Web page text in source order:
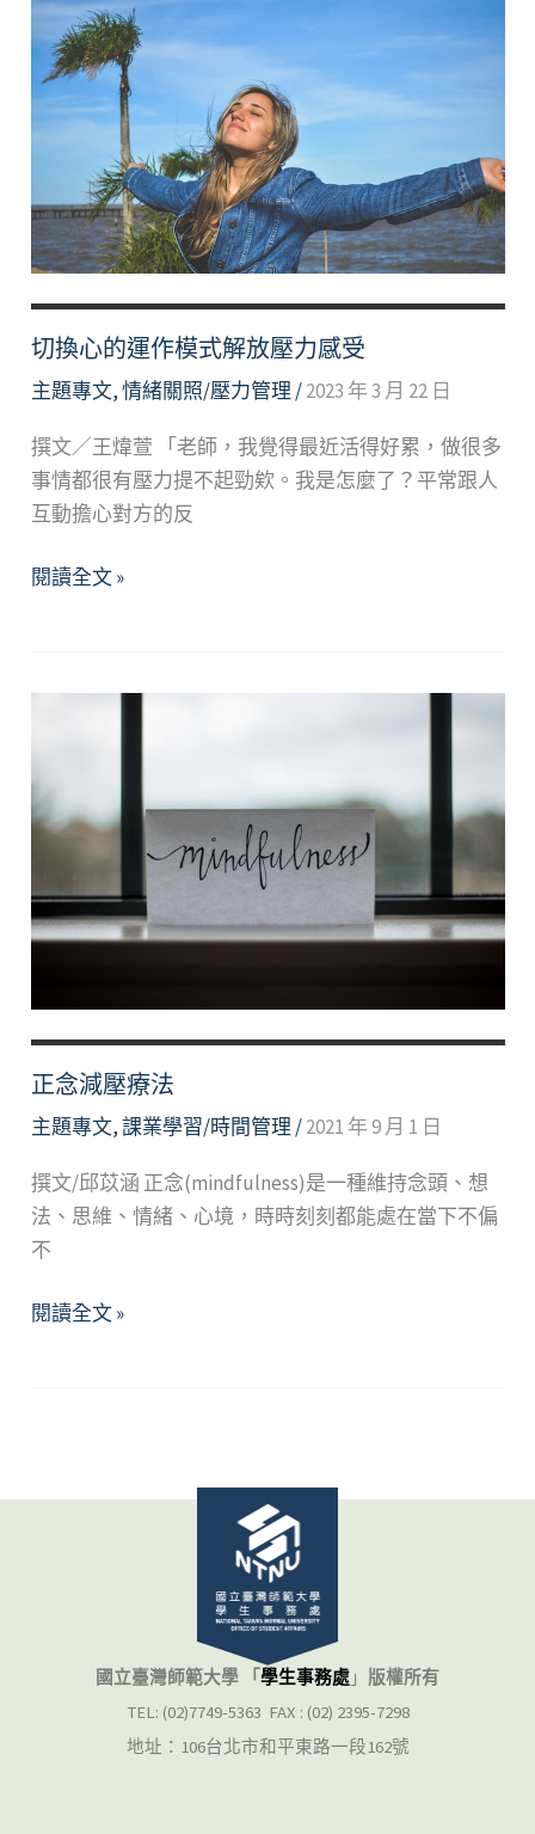
選
好
文
切換心的運作模式解放壓力感受
主題專文,情緒關照/壓力管理/2023 年 3 月 22 日
撰文／王煒萱 「老師，我覺得最近活得好累，做很多
事情都很有壓力提不起勁欸。我是怎麼了？平常跟人
互動擔心對方的反
切
式
壓
力
受
閱讀全文 »
正念減壓療法
主題專文,課業學習/時間管理 /2021 年 9 月 1 日
撰文/邱苡涵 正念(mindfulness)是一種維持念頭、想
法、思維、情緒、心境，時時刻刻都能處在當下不偏
不
正
閱讀全文 »
國立臺灣師範大學 「學生事務處 」 版權所有
TEL: (02)7749-5363 FAX : (02) 2395-7298
地址：106台北市和平東路一段162號